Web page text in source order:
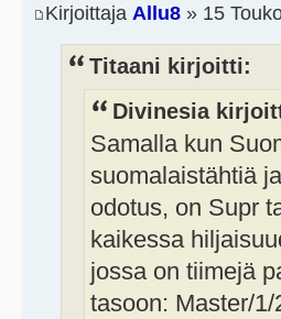
Kirjoittaja Allu8 » 15
Titaani kirjoitti:
Divinesia
Samalla kun
suomalaistähtiä
odotus, on Supr
kaikessa
jossa on tiimejä
tasoon: Master/